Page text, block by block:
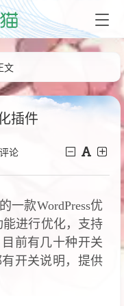
文
插件
论
一款WordPress优
能进行优化，支持
前有几十种开关
开关说明，提供